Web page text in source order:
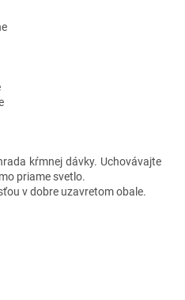
kŕmnej dávky. Uchovávajte
priame svetlo.
v dobre uzavretom obale.